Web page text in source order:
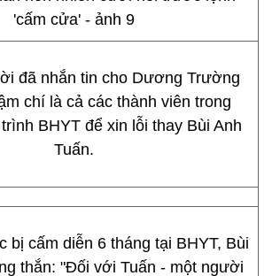
đã nhắn tin cho Dương Trường
chí là cả các thành viên trong
BHYT để xin lỗi thay Bùi Anh
Tuấn.
bị cấm diễn 6 tháng tại BHYT, Bùi
thắn: "Đối với Tuấn - một người